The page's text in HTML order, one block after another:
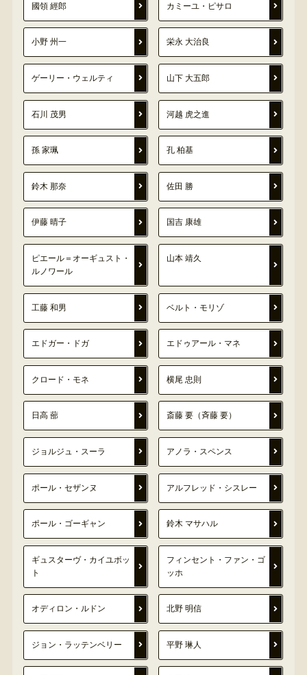
國領 經郎 カミーユ・ピサロ
小野 州一 栄永 大治良
ゲーリー・ウェルティ 山下 大五郎
石川 茂男 河越 虎之進
孫 家珮 孔 柏基
鈴木 那奈 佐田 勝
伊藤 晴子 国吉 康雄
ピエール＝オーギュスト・
ルノワール
山本 靖久
工藤 和男 ベルト・モリゾ
エドガー・ドガ エドゥアール・マネ
クロード・モネ 横尾 忠則
日高 蔀 斎藤 要（斉藤 要）
ジョルジュ・スーラ アノラ・スペンス
ポール・セザンヌ アルフレッド・シスレー
ポール・ゴーギャン 鈴木 マサハル
ギュスターヴ・カイユボッ
ト
フィンセント・ファン・ゴ
ッホ
オディロン・ルドン 北野 明信
ジョン・ラッテンベリー 平野 琳人